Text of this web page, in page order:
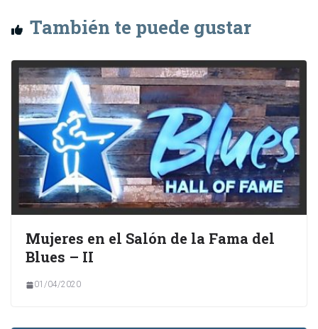
También te puede gustar
Mujeres en el Salón de la Fama del
Blues – II
01/04/2020